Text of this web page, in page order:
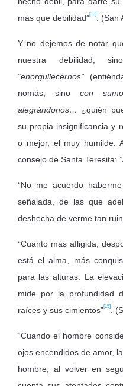
más que debilidad”[13] .
Y no dejemos de notar
nuestra debilidad,
“enorgullecernos”
nomás, sino con
alegrándonos… ¿quién
su propia insignificancia y
o mejor, el muy humilde.
consejo de Santa Teresita:
“No me acuerdo
señalada, de las que
deshecha de verme tan
“Cuanto más afligida,
está el alma, más
para las alturas. La
mide por la profundidad
raíces y sus cimientos”[15] .
“Cuando el hombre
ojos encendidos de amor,
hombre, al volver en